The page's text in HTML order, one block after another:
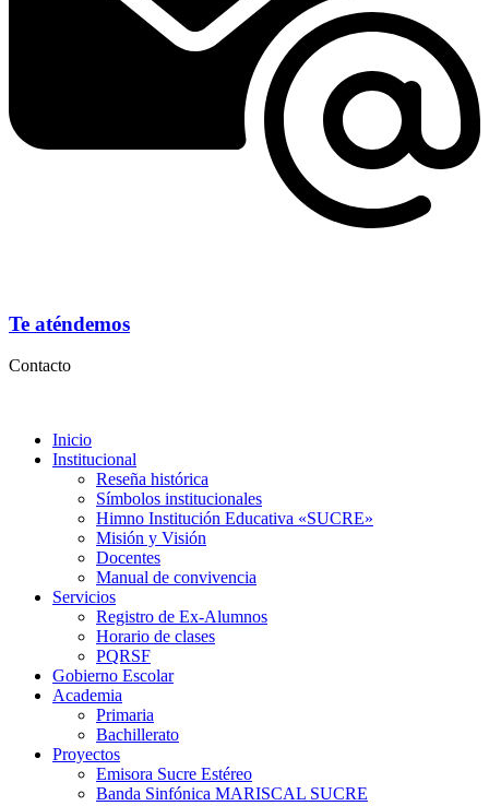
Te aténdemos
Contacto
Inicio
Institucional
Reseña histórica
Símbolos institucionales
Himno Institución Educativa «SUCRE»
Misión y Visión
Docentes
Manual de convivencia
Servicios
Registro de Ex-Alumnos
Horario de clases
PQRSF
Gobierno Escolar
Academia
Primaria
Bachillerato
Proyectos
Emisora Sucre Estéreo
Banda Sinfónica MARISCAL SUCRE